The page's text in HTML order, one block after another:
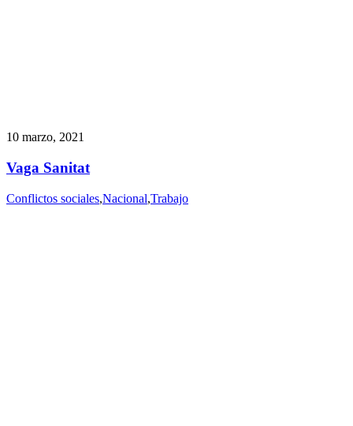
10 marzo, 2021
Vaga Sanitat
Conflictos sociales,Nacional,Trabajo